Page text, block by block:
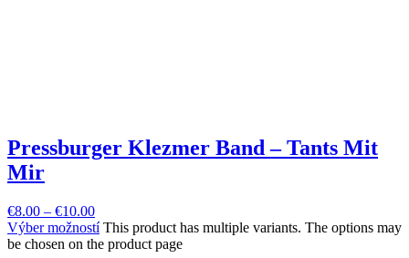
Pressburger Klezmer Band – Tants Mit
Mir
€8.00 – €10.00
Výber možností This product has multiple variants. The options may
be chosen on the product page